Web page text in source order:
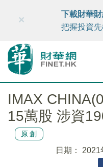
財華智庫網 FINTV
×
下載財華
把握投資
IMAX
15萬股 涉資
原創
日期： 2021